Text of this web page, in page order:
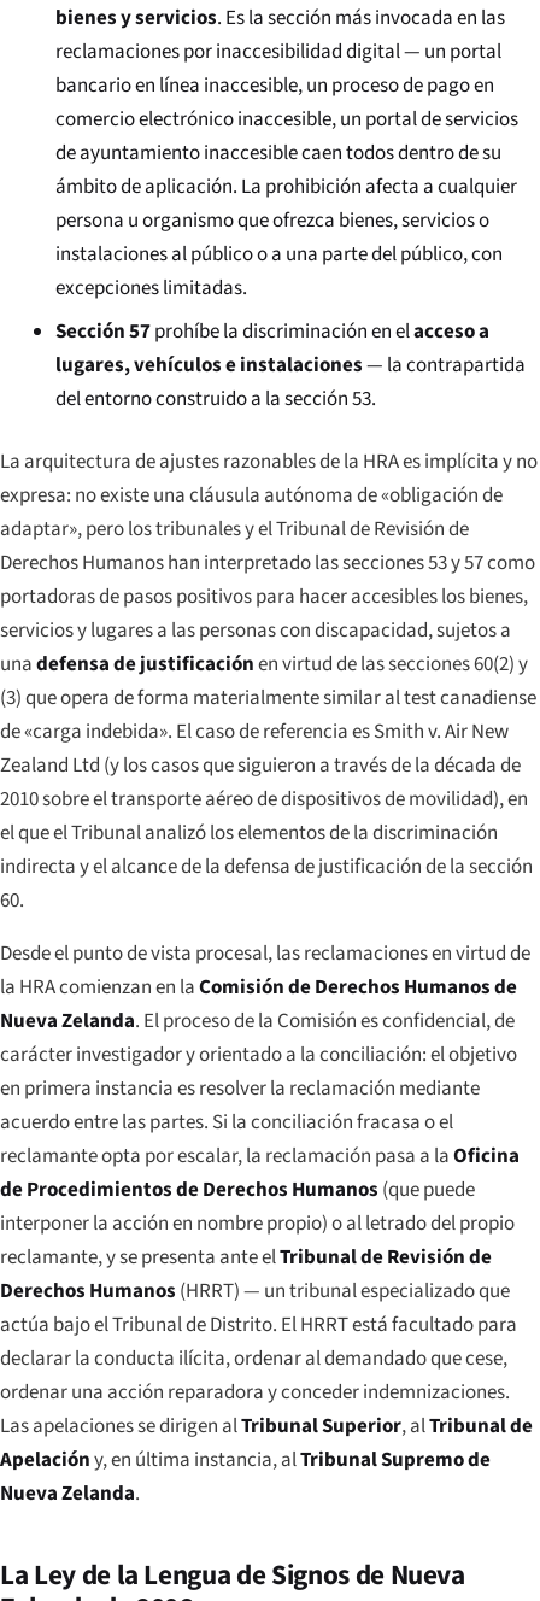
bienes y servicios. Es la sección más invocada en las
reclamaciones por inaccesibilidad digital — un portal
bancario en línea inaccesible, un proceso de pago en
comercio electrónico inaccesible, un portal de servicios
de ayuntamiento inaccesible caen todos dentro de su
ámbito de aplicación. La prohibición afecta a cualquier
persona u organismo que ofrezca bienes, servicios o
instalaciones al público o a una parte del público, con
excepciones limitadas.
Sección 57prohíbe la discriminación en elacceso a
lugares, vehículos e instalaciones— la contrapartida
del entorno construido a la sección 53.
La arquitectura de ajustes razonables de la HRA es implícita y no
expresa: no existe una cláusula autónoma de «obligación de
adaptar», pero los tribunales y el Tribunal de Revisión de
Derechos Humanos han interpretado las secciones 53 y 57 como
portadoras de pasos positivos para hacer accesibles los bienes,
servicios y lugares a las personas con discapacidad, sujetos a
unadefensa de justificaciónen virtud de las secciones 60(2) y
(3) que opera de forma materialmente similar al test canadiense
de «carga indebida». El caso de referencia esSmith v. Air New
Zealand Ltd (y los casos que siguieron a través de la década de
2010 sobre el transporte aéreo de dispositivos de movilidad), en
el que el Tribunal analizó los elementos de la discriminación
indirecta y el alcance de la defensa de justificación de la sección
60.
Desde el punto de vista procesal, las reclamaciones en virtud de
la HRA comienzan en laComisión de Derechos Humanos de
Nueva Zelanda. El proceso de la Comisión es confidencial, de
carácter investigador y orientado a la conciliación: el objetivo
en primera instancia es resolver la reclamación mediante
acuerdo entre las partes. Si la conciliación fracasa o el
reclamante opta por escalar, la reclamación pasa a laOficina
de Procedimientos de Derechos Humanos (que puede
interponer la acción en nombre propio) o al letrado del propio
reclamante, y se presenta ante elTribunal de Revisión de
Derechos Humanos (HRRT) — un tribunal especializado que
actúa bajo el Tribunal de Distrito. El HRRT está facultado para
declarar la conducta ilícita, ordenar al demandado que cese,
ordenar una acción reparadora y conceder indemnizaciones.
Las apelaciones se dirigen alTribunal Superior, alTribunal de
Apelacióny, en última instancia, alTribunal Supremo de
Nueva Zelanda.
La Ley de la Lengua de Signos de Nueva